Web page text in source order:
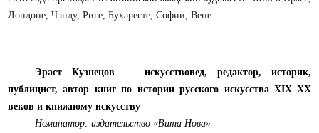
Лондоне, Чэнду, Риге, Бухаресте, Софии, Вене.
Эраст Кузнецов — искусствовед, редактор,историк,
публицист, автор книг по истории русского искусства XIX–XX
веков и книжному искусству
Номинатор: издательство «Вита Нова»